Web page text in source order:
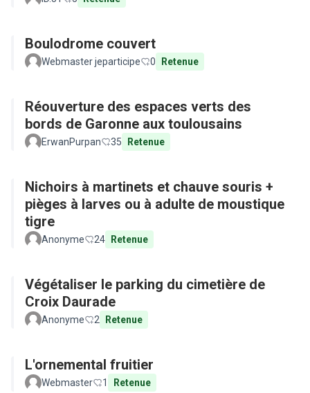
Boulodrome couvert
Webmaster jeparticipe 0 Retenue
Réouverture des espaces verts des
bords de Garonne aux toulousains
ErwanPurpan 35 Retenue
Nichoirs à martinets et chauve souris +
pièges à larves ou à adulte de moustique
tigre
Anonyme 24 Retenue
Végétaliser le parking du cimetière de
Croix Daurade
Anonyme 2 Retenue
L'ornemental fruitier
Webmaster 1 Retenue